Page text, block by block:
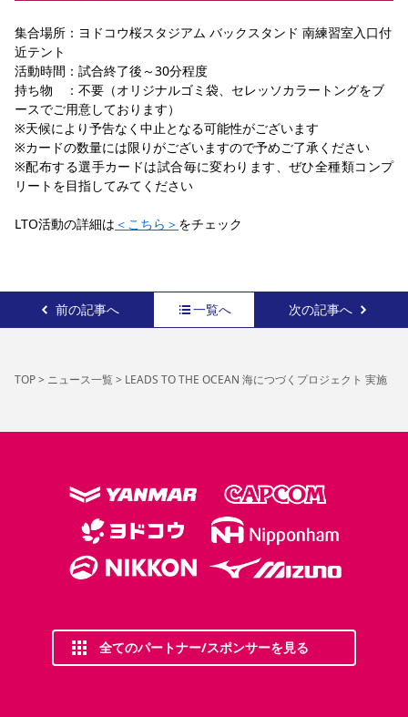
集合場所：ヨドコウ桜スタジアム バックスタンド 南練習室入口付
近テント
活動時間：試合終了後～30分程度
持ち物　：不要（オリジナルゴミ袋、セレッソカラートングをブ
ースでご用意しております）
※天候により予告なく中止となる可能性がございます
※カードの数量には限りがございますので予めご了承ください
※配布する選手カードは試合毎に変わります、ぜひ全種類コンプ
リートを目指してみてください
LTO活動の詳細は ＜こちら＞ をチェック
前の記事へ 一覧へ 次の記事へ
TOP> ニュース一覧> LEADS TO THE OCEAN 海につづくプロジェクト 実施
全てのパートナー/スポンサーを見る